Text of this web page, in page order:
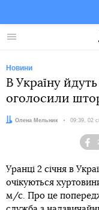
Меню
Новини
В Україну
оголосили
Автор:
Олена Мельник Дата:
09:39, 02
Уранці 2 січня в
очікуються
м/с. Про це